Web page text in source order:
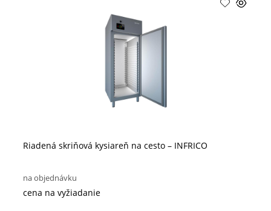
Riadená skriňová kysiareň na cesto – INFRICO
na objednávku
cena na vyžiadanie